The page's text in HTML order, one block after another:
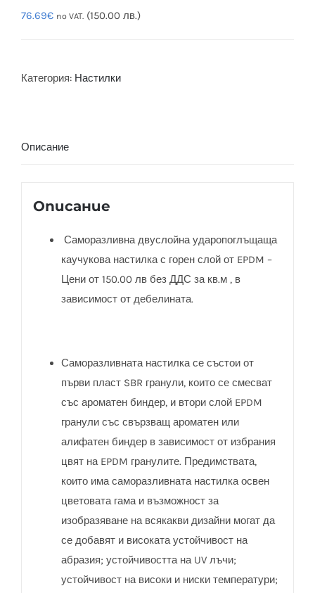
76.69€ no VAT. (150.00 лв.)
Категория: Настилки
Описание
Описание
Саморазливна двуслойна ударопоглъщаща
каучукова настилка с горен слой от EPDM –
Цени от 150.00 лв без ДДС за кв.м , в
зависимост от дебелината.
Саморазливната настилка се състои от
първи пласт SBR гранули, които се смесват
със ароматен биндер, и втори слой EPDM
гранули със свързващ ароматен или
алифатен биндер в зависимост от избрания
цвят на EPDM гранулите. Предимствата,
които има саморазливната настилка освен
цветовата гама и възможност за
изобразяване на всякакви дизайни могат да
се добавят и високата устойчивост на
абразия; устойчивостта на UV лъчи;
устойчивост на високи и ниски температури;